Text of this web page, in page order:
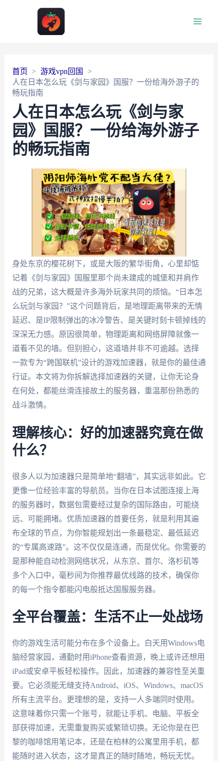
首页
游戏vpn回国
人在日本怎么玩《剑与家园》国服？一份给海外游子的
畅玩指南
人在日本怎么玩《剑与家
园》国服？一份给海外游子
的畅玩指南
身处东京的樱花树下，或是大阪的繁华街角，心里却惦
记着《剑与家园》国服里那个尚未建成的城堡和并肩作
战的兄弟，这大概是许多海外玩家共同的烦恼。“日本怎
么玩剑与家园？”这个问题背后，是地理距离带来的无情
延迟、是IP限制弹出的冰冷警告、是关键时刻卡顿掉线的
深深无力感。原因很简单，物理距离和网络屏障就像一
道看不见的墙。但别担心，这道墙并非不可逾越。选择
一款专为“跨国联机”设计的游戏加速器，就是你的最佳通
行证。本文将为你拆解选择加速器的关键，让你无论身
在何处，都能丝滑连接故土的服务器，重温那份熟悉的
战斗激情。
理解核心：好的加速器究竟在做
什么？
很多人以为加速器只是简单地“翻墙”，其实远非如此。它
更像一位经验丰富的导航员。当你在日本试图连接上海
的服务器时，数据包需要经过复杂的国际路由，可能绕
远、可能拥堵。优质加速器的首要任务，就是利用其遍
布全球的节点，为你智能规划出一条最稳定、最低延迟
的“专属高速路”。这不仅仅是连通，而是优化。你需要的
是那种能自动检测网络状况，从东京、首尔、洛杉矶等
多个入口中，毫秒间为你推荐最优线路的技术，确保你
的每一个指令都能闪电般抵达国服服务器。
全平台覆盖：生活不止一处战场
你的游戏生活可能分布在多个设备上。白天用Windows电
脑经营家园，通勤时用iPhone查看资源，晚上或许还想用
iPad或安卓平板轻松操作。因此，加速器的兼容性至关重
要。它必须能无缝支持Android、iOS、Windows、macOS
所有主流平台。更理想的是，支持一人多端同时使用。
这意味着你只需一个账号，就能让手机、电脑、平板全
部获得加速，无需重复购买或繁琐切换。无论你是在巴
黎的咖啡馆用笔记本，还是在柏林的公寓里用手机，都
能随时进入状态，这才是真正的随时随地，畅玩无忧。